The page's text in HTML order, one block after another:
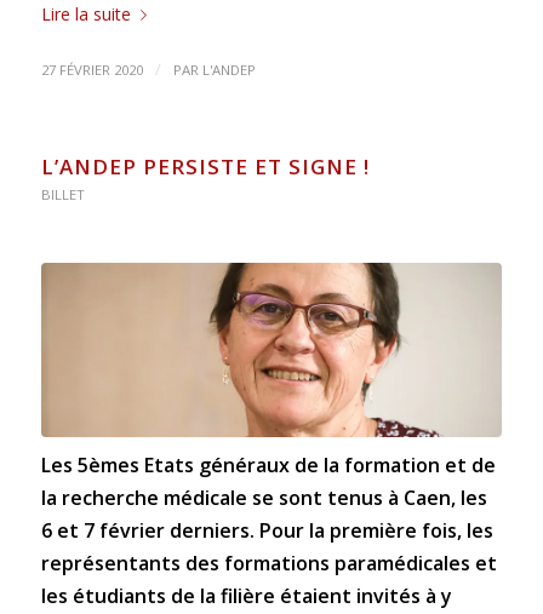
Lire la suite
27 FÉVRIER 2020 / PAR L'ANDEP
L’ANDEP PERSISTE ET SIGNE !
BILLET
Les 5èmes Etats généraux de la formation et de
la recherche médicale se sont tenus à Caen, les
6 et 7 février derniers. Pour la première fois, les
représentants des formations paramédicales et
les étudiants de la filière étaient invités à y